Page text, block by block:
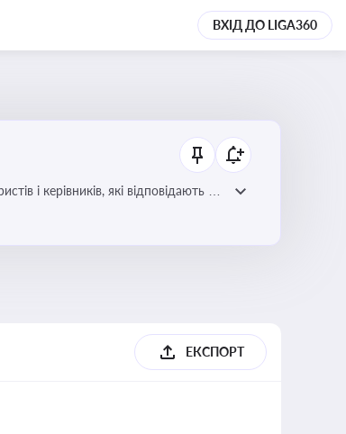
ВХІД ДО LIGA360
і керівників, які відповідають за
ЕКСПОРТ